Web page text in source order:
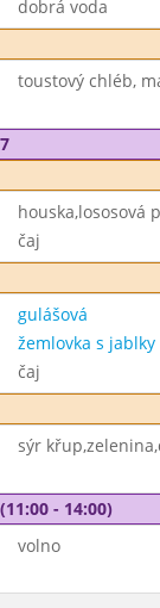
dobrá voda
toustový chléb,
houska,lososová
čaj
gulášová
žemlovka s jablky
čaj
sýr
- 14:00)
volno